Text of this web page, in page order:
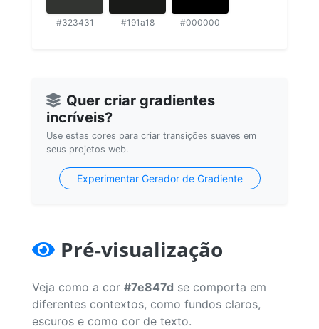
#323431 #191a18 #000000
Quer criar gradientes
incríveis?
Use estas cores para criar transições suaves em
seus projetos web.
Experimentar Gerador de Gradiente
Pré-visualização
Veja como a cor #7e847d se comporta em
diferentes contextos, como fundos claros,
escuros e como cor de texto.